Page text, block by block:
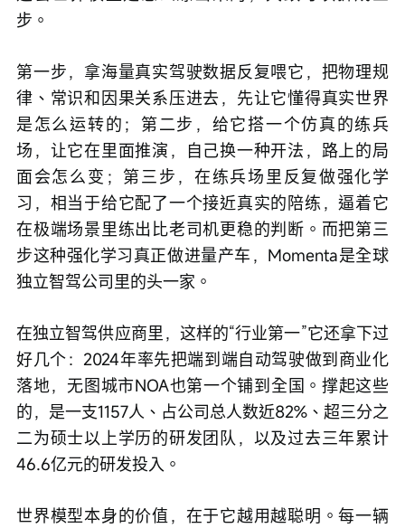
步。
第一步，拿海量真实驾驶数据反复喂它，把物理规
律、常识和因果关系压进去，先让它懂得真实世界
是怎么运转的；第二步，给它搭一个仿真的练兵
场，让它在里面推演，自己换一种开法，路上的局
面会怎么变；第三步，在练兵场里反复做强化学
习，相当于给它配了一个接近真实的陪练，逼着它
在极端场景里练出比老司机更稳的判断。而把第三
步这种强化学习真正做进量产车，Momenta是全球
独立智驾公司里的头一家。
在独立智驾供应商里，这样的“行业第一”它还拿下过
好几个：2024年率先把端到端自动驾驶做到商业化
落地，无图城市NOA也第一个铺到全国。撑起这些
的，是一支1157人、占公司总人数近82%、超三分之
二为硕士以上学历的研发团队，以及过去三年累计
46.6亿元的研发投入。
世界模型本身的价值，在于它越用越聪明。每一辆